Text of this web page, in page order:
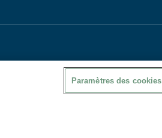
Paramètres des cookies